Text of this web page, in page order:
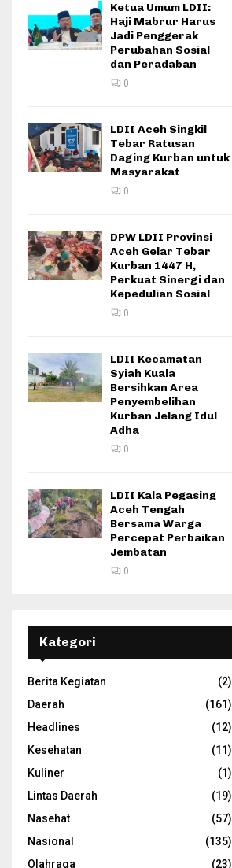
Ketua Umum LDII:
Haji Mabrur Harus
Jadi Penggerak
Perubahan Sosial
dan Peradaban
0
LDII Aceh Singkil
Tebar Ratusan
Daging Kurban untuk
Masyarakat
0
DPW LDII Provinsi
Aceh Gelar Tebar
Kurban 1447 H,
Perkuat Sinergi dan
Kepedulian Sosial
0
LDII Kecamatan
Syiah Kuala
Bersihkan Area
Penyembelihan
Kurban Jelang Idul
Adha
0
LDII Kala Pegasing
Aceh Tengah
Bersama Warga
Percepat Perbaikan
Jembatan
0
Kategori
Berita Kegiatan
(2)
Daerah
(161)
Headlines
(12)
Kesehatan
(11)
Kuliner
(1)
Lintas Daerah
(19)
Nasehat
(57)
Nasional
(135)
Olahraga
(23)